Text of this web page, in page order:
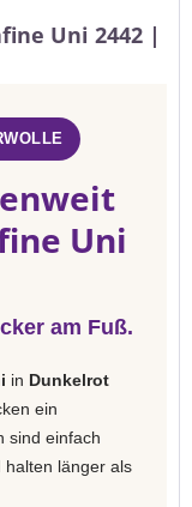
Uni 2442 |
Uni
am Fuß.
in Dunkelrot
ein
sind einfach
halten länger als